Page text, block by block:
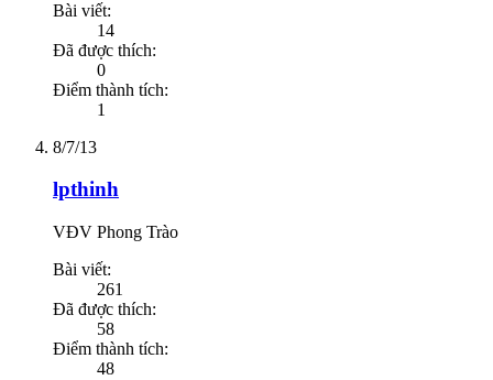
Bài viết:
14
Đã được thích:
0
Điểm thành tích:
1
8/7/13
lpthinh
VĐV Phong Trào
Bài viết:
261
Đã được thích:
58
Điểm thành tích:
48